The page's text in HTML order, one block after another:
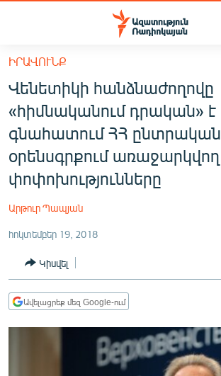
Մատչելիության
հիմնական
բովանդակությանը
Անցնել
հիմնական
մենյուին
Որոնում
ՀԱՅԱՍՏԱՆ
ՔԱՂԱՔԱԿԱՆ
ԸՆՏՐՈՒԹՅՈՒՆՆԵՐ 2026
ԻՐԱՎՈՒՆՔ
ՀԱՍԱՐԱԿՈՒԹՅՈՒՆ
ՊԱՏԵՐԱԶՄԻ 6 ՇԱԲԱԹՆԵՐԸ
ՏԱՐԱԾԱՇՐՋԱՆ
ՄԻՋԱԶԳԱՅԻՆ
ԻՐԱՎՈՒՆՔ
Վենետիկի հանձնաժողովը
«հիմնականում դրական» է
գնահատում ՀՀ ընտրական
օրենսգրքում առաջարկվող
փոփոխությունները
Արթուր Պապյան
հոկտեմբեր 19, 2018
Կիսվել
Ավելացրեք մեզ Google-ում